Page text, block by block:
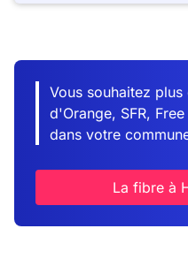
Vous souhaitez
d'Orange, SFR,
dans votre
La fibre à